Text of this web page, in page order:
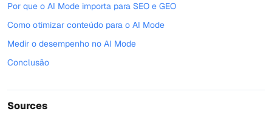
Por que o AI Mode importa para SEO e GEO
Como otimizar conteúdo para o AI Mode
Medir o desempenho no AI Mode
Conclusão
Sources